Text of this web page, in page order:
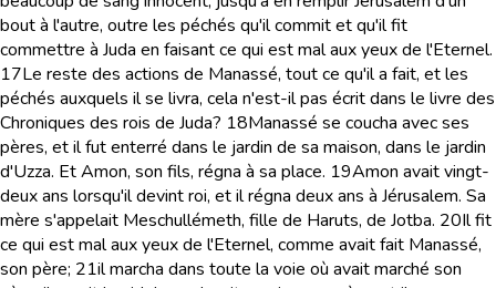
bout à l'autre, outre les péchés qu'il commit et qu'il fit
commettre à Juda en faisant ce qui est mal aux yeux de l'Eternel.
17Le reste des actions de Manassé, tout ce qu'il a fait, et les
péchés auxquels il se livra, cela n'est-il pas écrit dans le livre des
Chroniques des rois de Juda? 18Manassé se coucha avec ses
pères, et il fut enterré dans le jardin de sa maison, dans le jardin
d'Uzza. Et Amon, son fils, régna à sa place. 19Amon avait vingt-
deux ans lorsqu'il devint roi, et il régna deux ans à Jérusalem. Sa
mère s'appelait Meschullémeth, fille de Haruts, de Jotba. 20Il fit
ce qui est mal aux yeux de l'Eternel, comme avait fait Manassé,
son père; 21il marcha dans toute la voie où avait marché son